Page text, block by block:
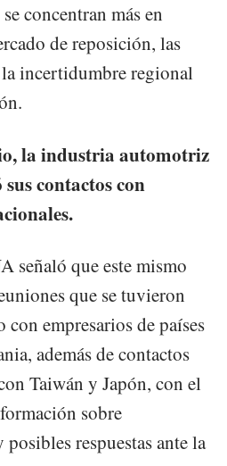
concentran más en
de reposición, las
incertidumbre regional
la industria automotriz
contactos con
señaló que este mismo
que se tuvieron
con empresarios de países
además de contactos
Taiwán y Japón, con el
sobre
posibles respuestas ante la